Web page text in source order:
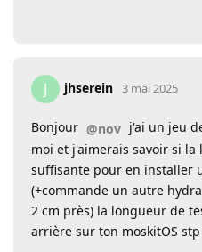
J jhserein 3 mai 2025
Bonjour @nov j'ai un jeu
moi et j'aimerais savoir si
suffisante pour en installer
(+commande un autre
2 cm près) la longueur de
arrière sur ton moskitOS stp